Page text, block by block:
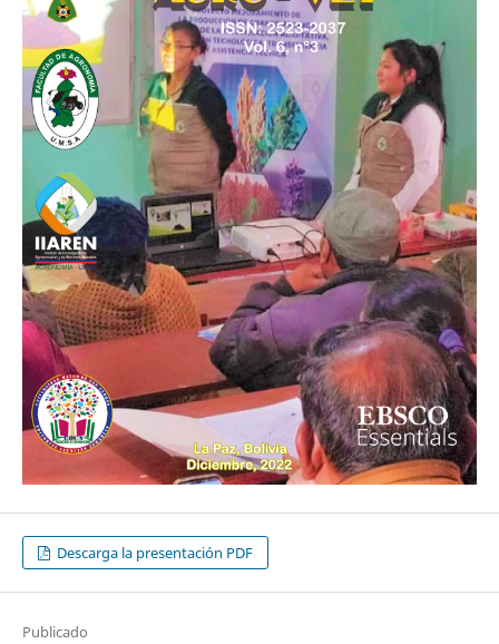
Descarga la presentación PDF
Publicado